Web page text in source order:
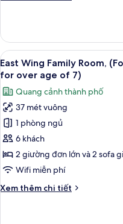
adults),
bed
for
over
age
of
7)
East
Wing
Family
Room,
3
adults),
Non
Smoking(1
bed
over
age
7)
Xem
tất
cả
ảnh
East
Wing
Family
Room,
(For
adults),
16
East Wing Family Room,
for over age of 7)
Quang cảnh thành phố
37 mét vuông
1 phòng ngủ
6 khách
2 giường đơn lớn và 2 sofa
Wifi miễn phí
Xem thêm chi tiết
Chi